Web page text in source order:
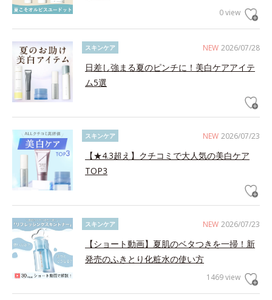
0 view
NEW 2026/07/28
スキンケア
日差し強まる夏のピンチに！美白ケアアイテ
ム5選
NEW 2026/07/23
スキンケア
【★4.3超え】クチコミで大人気の美白ケア
TOP3
NEW 2026/07/23
スキンケア
【ショート動画】夏肌のベタつきを一掃！新
発売のふきとり化粧水の使い方
1469 view